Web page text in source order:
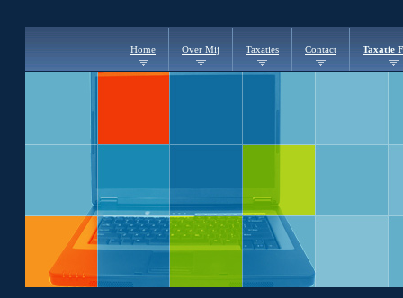
Home Over Mij Taxaties Contact Taxatie